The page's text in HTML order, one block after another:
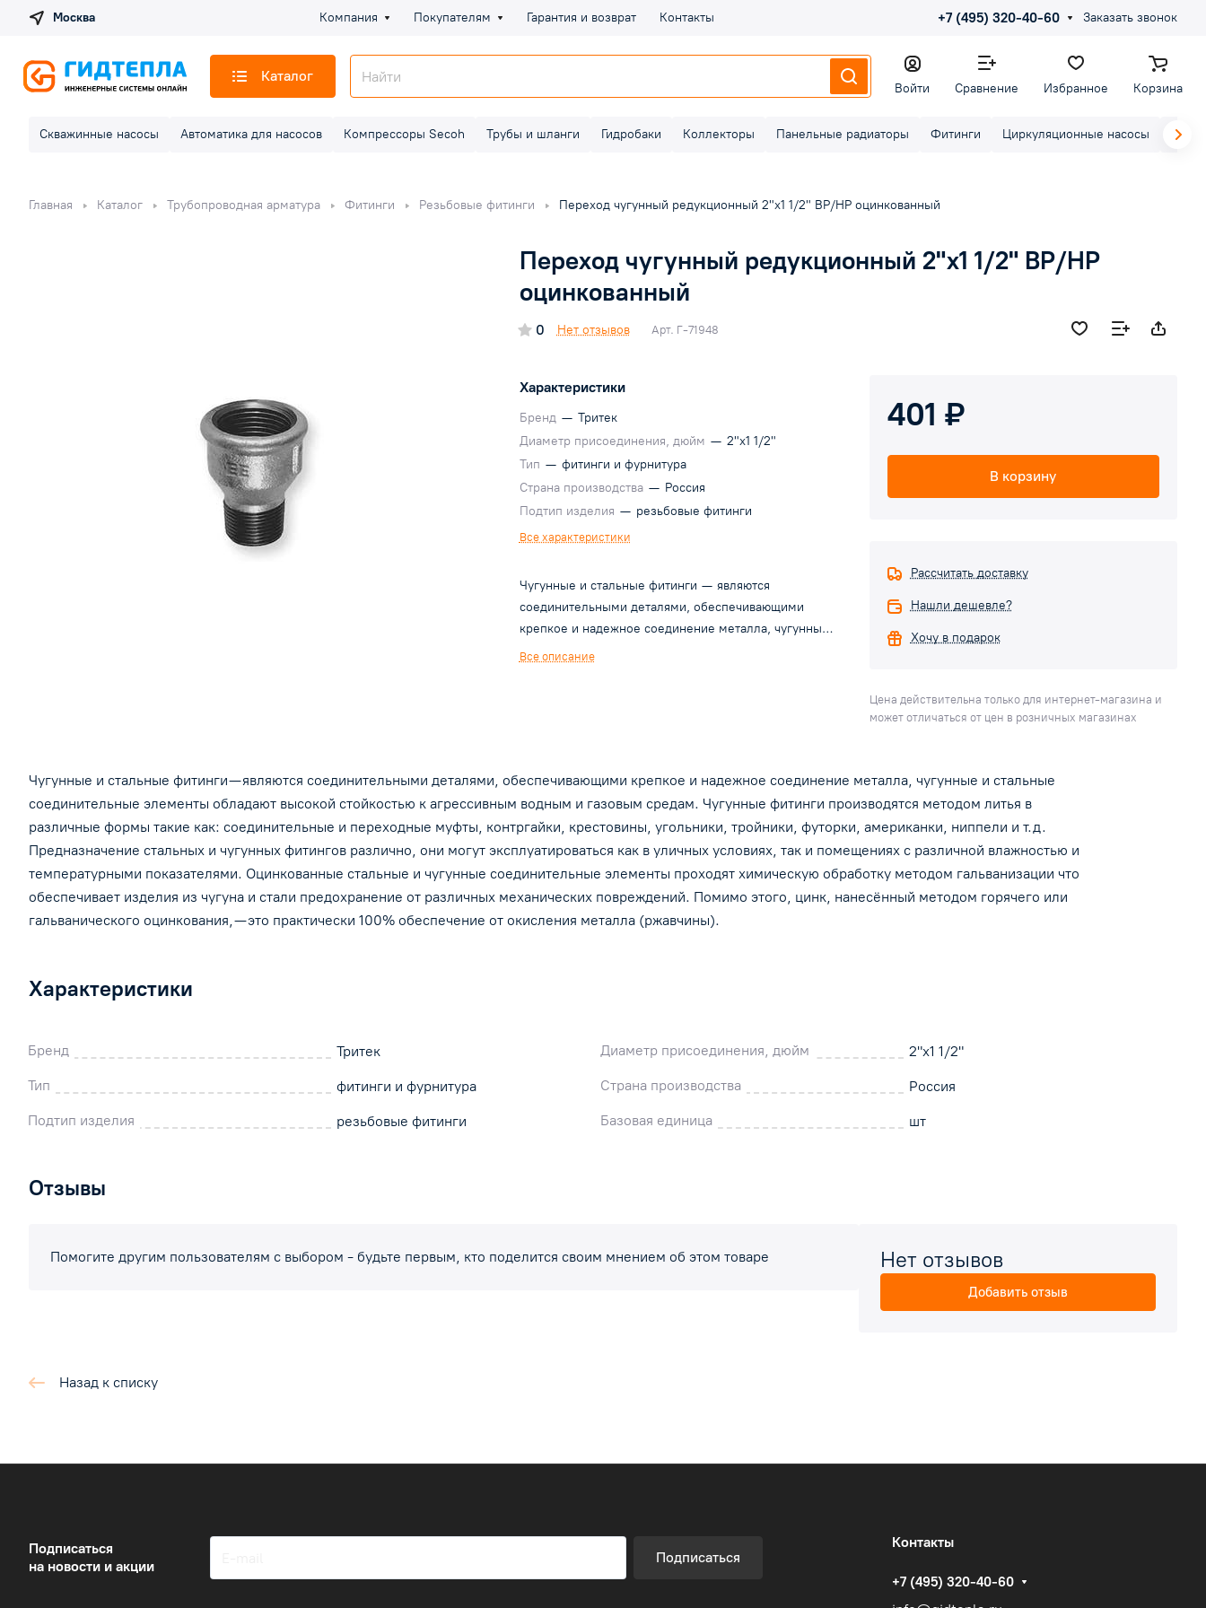
Москва Компания Покупателям Гарантия и возврат Контакты +7 (495) 320-40-60 Заказать звонок
Каталог
Войти Сравнение Избранное Корзина
Скважинные насосы Автоматика для насосов Компрессоры Secoh Трубы и шланги Гидробаки Коллекторы Панельные радиаторы Фитинги Циркуляционные насосы
Главная Каталог Трубопроводная арматура Фитинги Резьбовые фитинги Переход чугунный редукционный 2"х1 1/2" ВР/НР оцинкованный
Переход чугунный редукционный 2"х1 1/2" ВР/НР
оцинкованный
0 Нет отзывов Арт. Г-71948
Характеристики
Бренд — Тритек
Диаметр присоединения, дюйм — 2"х1 1/2"
Тип — фитинги и фурнитура
Страна производства — Россия
Подтип изделия — резьбовые фитинги
Все характеристики
Чугунные и стальные фитинги — являются
соединительными деталями, обеспечивающими
крепкое и надежное соединение металла, чугунные
и стальные соединительные элементы обладают
американки, ниппели и т.д. Предназначение
стальных и чугунных фитингов различно, они могут
эксплуатироваться как в уличных условиях, так и
проходят химическую обработку методом
гальванизации что обеспечивает изделия из чугуна и
Все описание
401 ₽
В корзину
Рассчитать доставку
Нашли дешевле?
Хочу в подарок
Цена действительна только для интернет-магазина и
может отличаться от цен в розничных магазинах
Чугунные и стальные фитинги — являются соединительными деталями, обеспечивающими крепкое и надежное соединение металла, чугунные и стальные
соединительные элементы обладают высокой стойкостью к агрессивным водным и газовым средам. Чугунные фитинги производятся методом литья в
различные формы такие как: соединительные и переходные муфты, контргайки, крестовины, угольники, тройники, футорки, американки, ниппели и т.д.
Предназначение стальных и чугунных фитингов различно, они могут эксплуатироваться как в уличных условиях, так и помещениях с различной влажностью и
температурными показателями. Оцинкованные стальные и чугунные соединительные элементы проходят химическую обработку методом гальванизации что
обеспечивает изделия из чугуна и стали предохранение от различных механических повреждений. Помимо этого, цинк, нанесённый методом горячего или
гальванического оцинкования, — это практически 100% обеспечение от окисления металла (ржавчины).
Характеристики
Бренд Тритек Диаметр присоединения, дюйм
2"х1 1/2"
Тип
фитинги и фурнитура Страна производства
Россия
Подтип изделия
резьбовые фитинги Базовая единица шт
Отзывы
Помогите другим пользователям с выбором - будьте первым, кто поделится своим мнением об этом товаре Нет отзывов
Добавить отзыв
Назад к списку
Подписаться
на новости и акции
Подписаться
Контакты
+7 (495) 320-40-60